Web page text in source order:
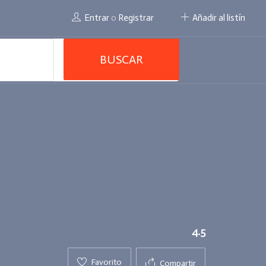
Entrar o Registrar Añadir al listín
BUSCAR
4.5
Favorito Compartir